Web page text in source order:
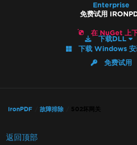
标题/页脚和分页符
IronPDF和IIS
Kerberos
AWS Lambda上的字体
将视图呈现为字符串
Enterprise
免费试用
在 NuGet 上
下载DLL
下载 Windows 安
免费试用
IronPDF 故障排除 502坏网关
返回顶部